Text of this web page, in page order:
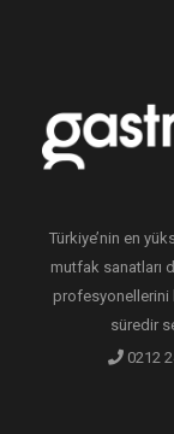
Türkiye’nin en
mutfak sanatları
profesyonellerini
süredir
0212